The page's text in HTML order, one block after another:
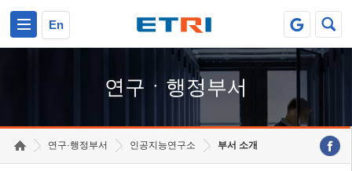
En
연구ㆍ행정부서
연구·행정부서 인공지능연구소 부서 소개